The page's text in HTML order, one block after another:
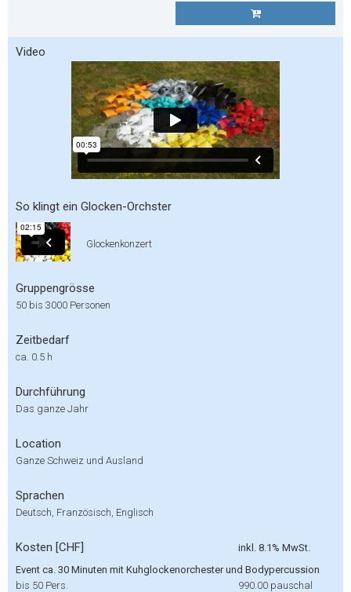
Video
So klingt ein Glocken-Orchster
Glockenkonzert
Gruppengrösse
50 bis 3000 Personen
Zeitbedarf
ca. 0.5 h
Durchführung
Das ganze Jahr
Location
Ganze Schweiz und Ausland
Sprachen
Deutsch, Französisch, Englisch
Kosten [CHF]
inkl. 8.1% MwSt.
Event ca. 30 Minuten mit Kuhglockenorchester und Bodypercussion
bis 50 Pers.
990.00 pauschal